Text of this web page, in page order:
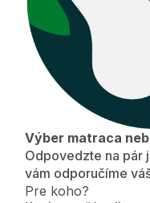
Výber matraca
Odpovedzte na pár
vám odporučíme
Pre koho?